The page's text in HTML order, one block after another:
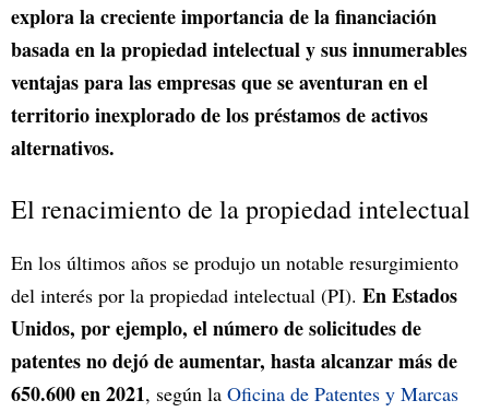
explora la creciente importancia de la financiación
basada en la propiedad intelectual y sus innumerables
ventajas para las empresas que se aventuran en el
territorio inexplorado de los préstamos de activos
alternativos.
El renacimiento de la propiedad intelectual
En los últimos años se produjo un notable resurgimiento
del interés por la propiedad intelectual (PI). En Estados
Unidos, por ejemplo, el número de solicitudes de
patentes no dejó de aumentar, hasta alcanzar más de
650.600 en 2021, según la Oficina de Patentes y Marcas